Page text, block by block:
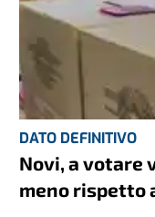
DATO DEFINITIVO
Novi, a votare
meno rispetto